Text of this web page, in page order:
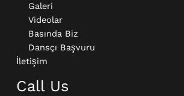
Galeri
Videolar
Basında Biz
Dansçı Başvuru
İletişim
Call Us